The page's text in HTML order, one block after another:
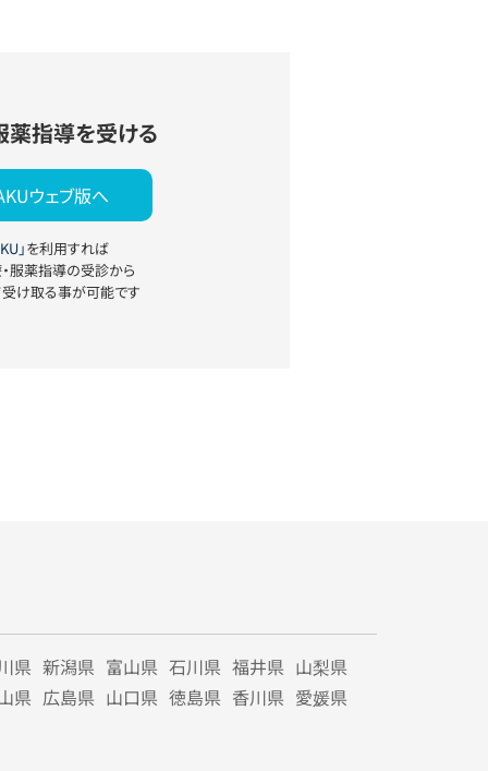
薬指導を受ける
ウェブ版へ
」を利用すれば
服薬指導の受診から
け取る事が可能です
県 新潟県 富山県 石川県 福井県 山梨県
県 広島県 山口県 徳島県 香川県 愛媛県